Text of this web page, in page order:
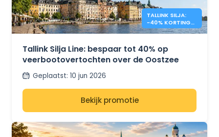
TALLINK SILJA:
-40% KORTING
OP
NAAR DE
OOSTZEE
Tallink Silja Line: bespaar tot 40% op
veerbootovertochten over de Oostzee
Geplaatst: 10 jun 2026
Bekijk promotie